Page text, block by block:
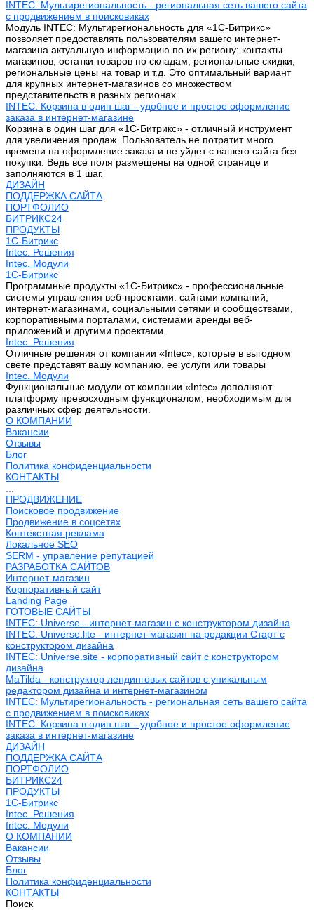
INTEC: Мультирегиональность - региональная сеть вашего сайта
с продвижением в поисковиках
Модуль INTEC: Мультирегиональность для «1С-Битрикс»
позволяет предоставлять пользователям вашего интернет-
магазина актуальную информацию по их региону: контакты
магазинов, остатки товаров по складам, региональные скидки,
региональные цены на товар и т.д. Это оптимальный вариант
для крупных интернет-магазинов со множеством
представительств в разных регионах.
INTEC: Корзина в один шаг - удобное и простое оформление
заказа в интернет-магазине
Корзина в один шаг для «1С-Битрикс» - отличный инструмент
для увеличения продаж. Пользователь не потратит много
времени на оформление заказа и не уйдет с вашего сайта без
покупки. Ведь все поля размещены на одной странице и
заполняются в 1 шаг.
ДИЗАЙН
ПОДДЕРЖКА САЙТА
ПОРТФОЛИО
БИТРИКС24
ПРОДУКТЫ
1С-Битрикс
Intec. Решения
Intec. Модули
1С-Битрикс
Программные продукты «1С-Битрикс» - профессиональные
системы управления веб-проектами: сайтами компаний,
интернет-магазинами, социальными сетями и сообществами,
корпоративными порталами, системами аренды веб-
приложений и другими проектами.
Intec. Решения
Отличные решения от компании «Intec», которые в выгодном
свете представят вашу компанию, ее услуги или товары
Intec. Модули
Функциональные модули от компании «Intec» дополняют
платформу превосходным функционалом, необходимым для
различных сфер деятельности.
О КОМПАНИИ
Вакансии
Отзывы
Блог
Политика конфиденциальности
КОНТАКТЫ
ПРОДВИЖЕНИЕ
Поисковое продвижение
Продвижение в соцсетях
Контекстная реклама
Локальное SEO
SERM - управление репутацией
РАЗРАБОТКА САЙТОВ
Интернет-магазин
Корпоративный сайт
Landing Page
ГОТОВЫЕ САЙТЫ
INTEC: Universe - интернет-магазин с конструктором дизайна
INTEC: Universe.lite - интернет-магазин на редакции Старт с
конструктором дизайна
INTEC: Universe.site - корпоративный сайт с конструктором
дизайна
MaTilda - конструктор лендинговых сайтов с уникальным
редактором дизайна и интернет-магазином
INTEC: Мультирегиональность - региональная сеть вашего сайта
с продвижением в поисковиках
INTEC: Корзина в один шаг - удобное и простое оформление
заказа в интернет-магазине
ДИЗАЙН
ПОДДЕРЖКА САЙТА
ПОРТФОЛИО
БИТРИКС24
ПРОДУКТЫ
1С-Битрикс
Intec. Решения
Intec. Модули
О КОМПАНИИ
Вакансии
Отзывы
Блог
Политика конфиденциальности
КОНТАКТЫ
Поиск